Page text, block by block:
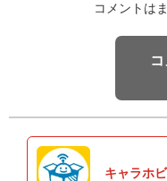
コメントは
キャラホ